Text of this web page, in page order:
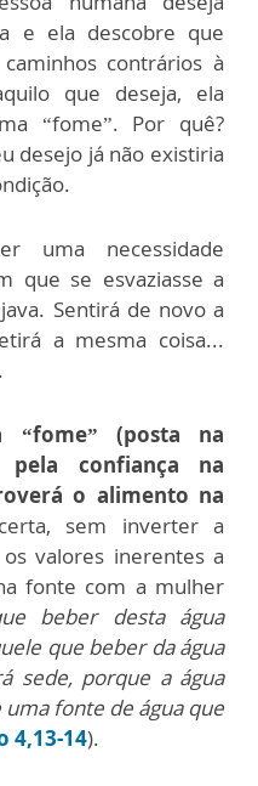
e ela descobre que
contrários à
que deseja, ela
“fome”. Por quê?
desejo já não existiria
uma necessidade
que se esvaziasse a
Sentirá de novo a
a mesma coisa...
“fome” (posta na
confiança na
o alimento na
sem inverter a
valores inerentes a
fonte com a mulher
beber desta água
que beber da água
sede, porque a água
fonte de água que
4,13-14).